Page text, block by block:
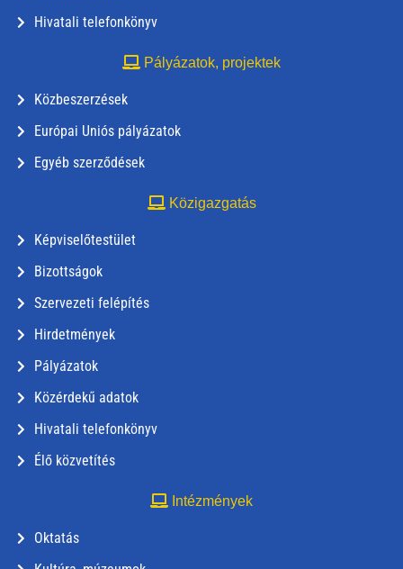
Hivatali telefonkönyv
Pályázatok, projektek
Közbeszerzések
Európai Uniós pályázatok
Egyéb szerződések
Közigazgatás
Képviselőtestület
Bizottságok
Szervezeti felépítés
Hirdetmények
Pályázatok
Közérdekű adatok
Hivatali telefonkönyv
Élő közvetítés
Intézmények
Oktatás